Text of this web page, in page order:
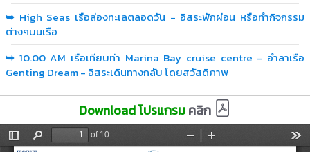
➥ High Seas เรือล่องทะเลตลอดวัน - อิสระพักผ่อน หรือทำกิจกรรม
ต่างๆบนเรือ
➥ 10.00 AM เรือเทียบท่า Marina Bay cruise centre - อำลาเรือ
Genting Dream - อิสระเดินทางกลับ โดยสวัสดิภาพ
Download โปรแกรมคลิก